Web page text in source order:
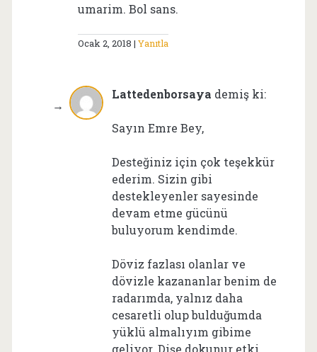
umarim. Bol sans.
Ocak 2, 2018 Yanıtla
Lattedenborsaya demiş ki:
Sayın Emre Bey,
Desteğiniz için çok teşekkür
ederim. Sizin gibi
destekleyenler sayesinde
devam etme gücünü
buluyorum kendimde.
Döviz fazlası olanlar ve
dövizle kazananlar benim de
radarımda, yalnız daha
cesaretli olup bulduğumda
yüklü almalıyım gibime
geliyor. Dişe dokunur etki